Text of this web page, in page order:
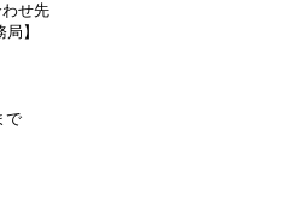
せ先
】
で